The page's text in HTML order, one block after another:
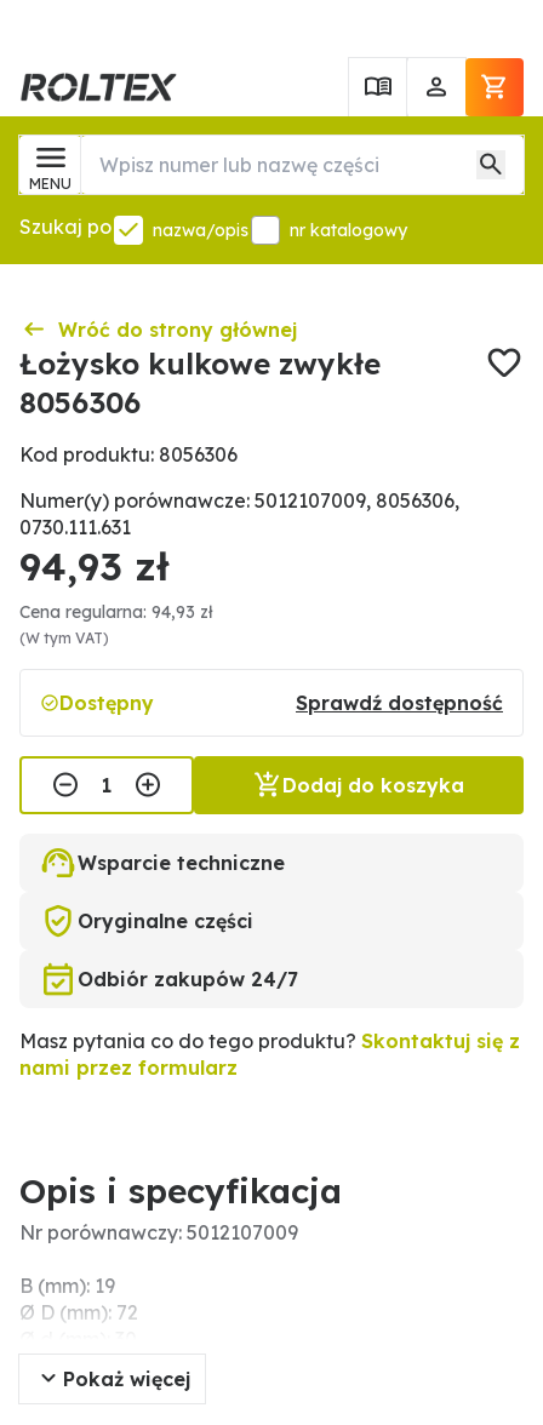
MENU
Szukaj po nazwa/opis nr katalogowy
Wróć do strony głównej
Łożysko kulkowe zwykłe
8056306
Kod produktu: 8056306
Numer(y) porównawcze: 5012107009, 8056306,
0730.111.631
94,93 zł
Cena regularna: 94,93 zł
(W tym VAT)
Dostępny Sprawdź dostępność
Dodaj do koszyka
Wsparcie techniczne
Oryginalne części
Odbiór zakupów 24/7
Masz pytania co do tego produktu? Skontaktuj się z
nami przez formularz
Opis i specyfikacja
Nr porównawczy: 5012107009
B (mm): 19
Ø D (mm): 72
Ø zew. (mm): 72
Materiał: stal
Pokaż więcej